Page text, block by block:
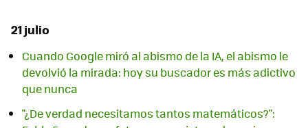
21 julio
Cuando Google miró al abismo de la IA, el abismo le
devolvió la mirada: hoy su buscador es más adictivo
que nunca
"¿De verdad necesitamos tantos matemáticos?":